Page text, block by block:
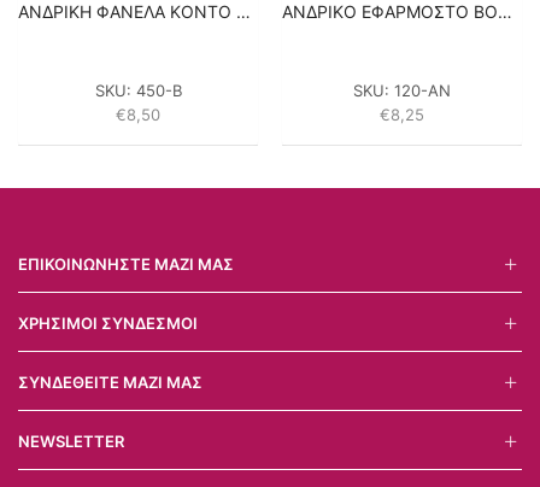
ΑΝΔΡΙΚΗ ΦΑΝΕΛΑ KONTO MANIKI ΣΕ ΕΦΑΡΜΟΣΤΗ ΓΡΑΜΜΗ LIDO UNDERWEAR – ΜΠΛΕ 100% ΒΑΜΒΑΚΙ
SKU: 450-B
€8,50
ΑΝΔΡΙΚΟ ΕΦΑΡΜΟΣΤΟ BOXER LIDO UNDERWEAR – ΑΝΘΡΑΚΙ 95% ΒΑΜΒΑΚΙ
SKU: 120-AN
€8,25
ΕΠΙΚΟΙΝΩΝΉΣΤΕ ΜΑΖΊ ΜΑΣ
ΧΡΉΣΙΜΟΙ ΣΎΝΔΕΣΜΟΙ
ΣΥΝΔΕΘΕΊΤΕ ΜΑΖΊ ΜΑΣ
NEWSLETTER